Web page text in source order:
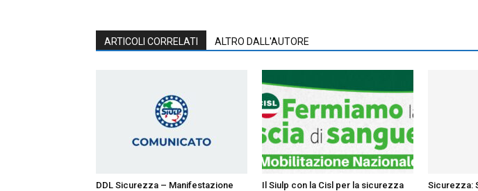
ARTICOLI CORRELATI ALTRO DALL'AUTORE
DDL Sicurezza – Manifestazione
Il Siulp con la Cisl per la sicurezza
Sicurezza: